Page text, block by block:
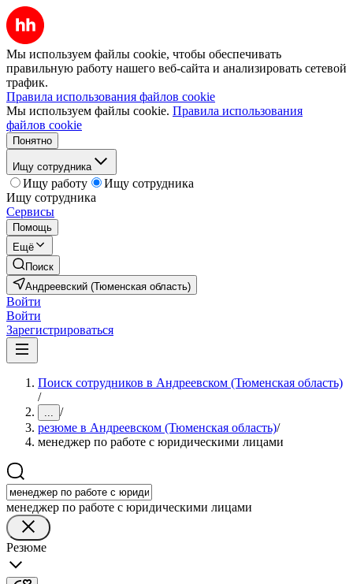
Мы используем файлы cookie, чтобы обеспечивать
правильную работу нашего веб-сайта и анализировать сетевой
трафик.
Правила использования файлов cookie
Мы используем файлы cookie. Правила использования
файлов cookie
Понятно
Ищу сотрудника
Ищу работу
Ищу сотрудника
Ищу сотрудника
Сервисы
Помощь
Ещё
Поиск
Андреевский (Тюменская область)
Войти
Войти
Зарегистрироваться
Поиск сотрудников в Андреевском (Тюменская область)
/
... /
резюме в Андреевском (Тюменская область)/
менеджер по работе с юридическими лицами
менеджер по работе с юридическими лицами
Резюме